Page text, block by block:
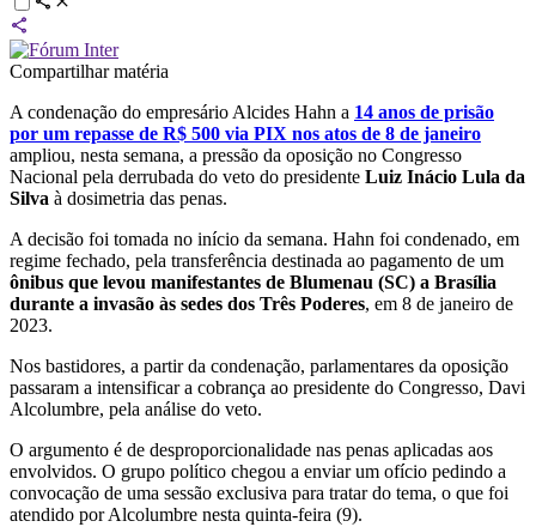
Compartilhar matéria
A condenação do empresário Alcides Hahn a 14 anos de prisão
por um repasse de R$ 500 via PIX nos atos de 8 de janeiro
ampliou, nesta semana, a pressão da oposição no Congresso
Nacional pela derrubada do veto do presidente Luiz Inácio Lula da
Silva à dosimetria das penas.
A decisão foi tomada no início da semana. Hahn foi condenado, em
regime fechado, pela transferência destinada ao pagamento de um
ônibus que levou manifestantes de Blumenau (SC) a Brasília
durante a invasão às sedes dos Três Poderes, em 8 de janeiro de
2023.
Nos bastidores, a partir da condenação, parlamentares da oposição
passaram a intensificar a cobrança ao presidente do Congresso, Davi
Alcolumbre, pela análise do veto.
O argumento é de desproporcionalidade nas penas aplicadas aos
envolvidos. O grupo político chegou a enviar um ofício pedindo a
convocação de uma sessão exclusiva para tratar do tema, o que foi
atendido por Alcolumbre nesta quinta-feira (9).